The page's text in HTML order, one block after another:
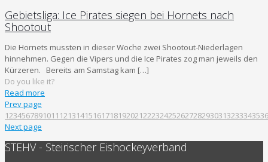
Gebietsliga: Ice Pirates siegen bei Hornets nach
Shootout
Die Hornets mussten in dieser Woche zwei Shootout-Niederlagen
hinnehmen. Gegen die Vipers und die Ice Pirates zog man jeweils den
Kürzeren. Bereits am Samstag kam […]
Do you like it?
Read more
Prev page
1234567891011 12131415161718192021222324252627282930313233343536
Next page
STEHV - Steirischer Eishockeyverband